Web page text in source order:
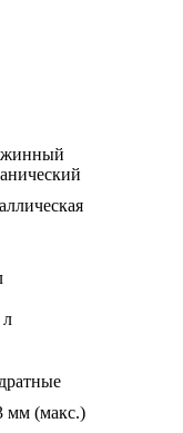
л
мм (макс.)